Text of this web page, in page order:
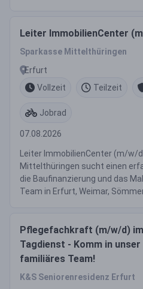
Leiter ImmobilienCenter
Sparkasse Mittelthüringen
Erfurt
Vollzeit
Teilzeit
Jobrad
07.08.2026
Leiter ImmobilienCenter (m/w/
Mittelthüringen sucht einen
die Baufinanzierung und das
Team in Erfurt, Weimar,
Pflegefachkraft (m/w/d) im
Tagdienst - Komm in unser
familiäres Team!
K&S Seniorenresidenz Erfurt